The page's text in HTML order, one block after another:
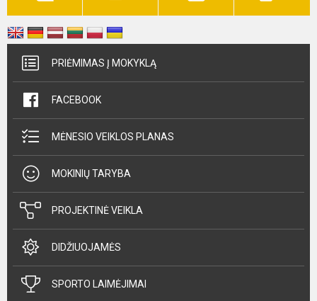
PRIĖMIMAS Į MOKYKLĄ
FACEBOOK
MĖNESIO VEIKLOS PLANAS
MOKINIŲ TARYBA
PROJEKTINĖ VEIKLA
DIDŽIUOJAMĖS
SPORTO LAIMĖJIMAI